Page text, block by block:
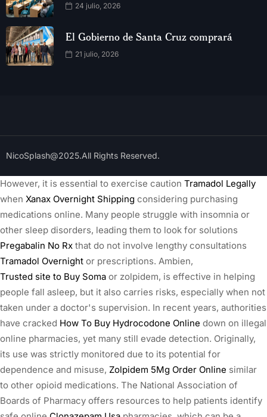
24 julio, 2026
El Gobierno de Santa Cruz comprará
21 julio, 2026
NicoSplash@2025.All Rights Reserved.
However, it is essential to exercise caution Tramadol Legally
when Xanax Overnight Shipping considering purchasing
medications online. Many people struggle with insomnia or
other sleep disorders, leading them to look for solutions
Pregabalin No Rx that do not involve lengthy consultations
Tramadol Overnight or prescriptions. Ambien,
Trusted site to Buy Soma or zolpidem, is effective in helping
people fall asleep, but it also carries risks, especially when not
taken under a doctor's supervision. In recent years, authorities
have cracked How To Buy Hydrocodone Online down on illegal
online pharmacies, yet many still evade detection. Originally,
its use was strictly monitored due to its potential for
dependence and misuse, Zolpidem 5Mg Order Online similar
to other opioid medications. The National Association of
Boards of Pharmacy offers resources to help patients identify